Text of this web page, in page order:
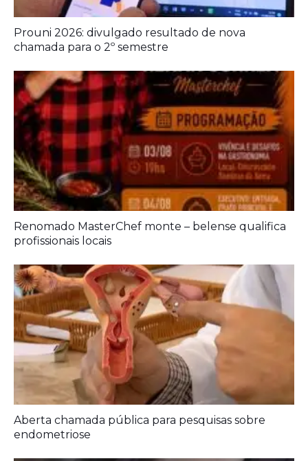
Prouni 2026: divulgado resultado de nova
chamada para o 2º semestre
Renomado MasterChef monte – belense qualifica
profissionais locais
Aberta chamada pública para pesquisas sobre
endometriose